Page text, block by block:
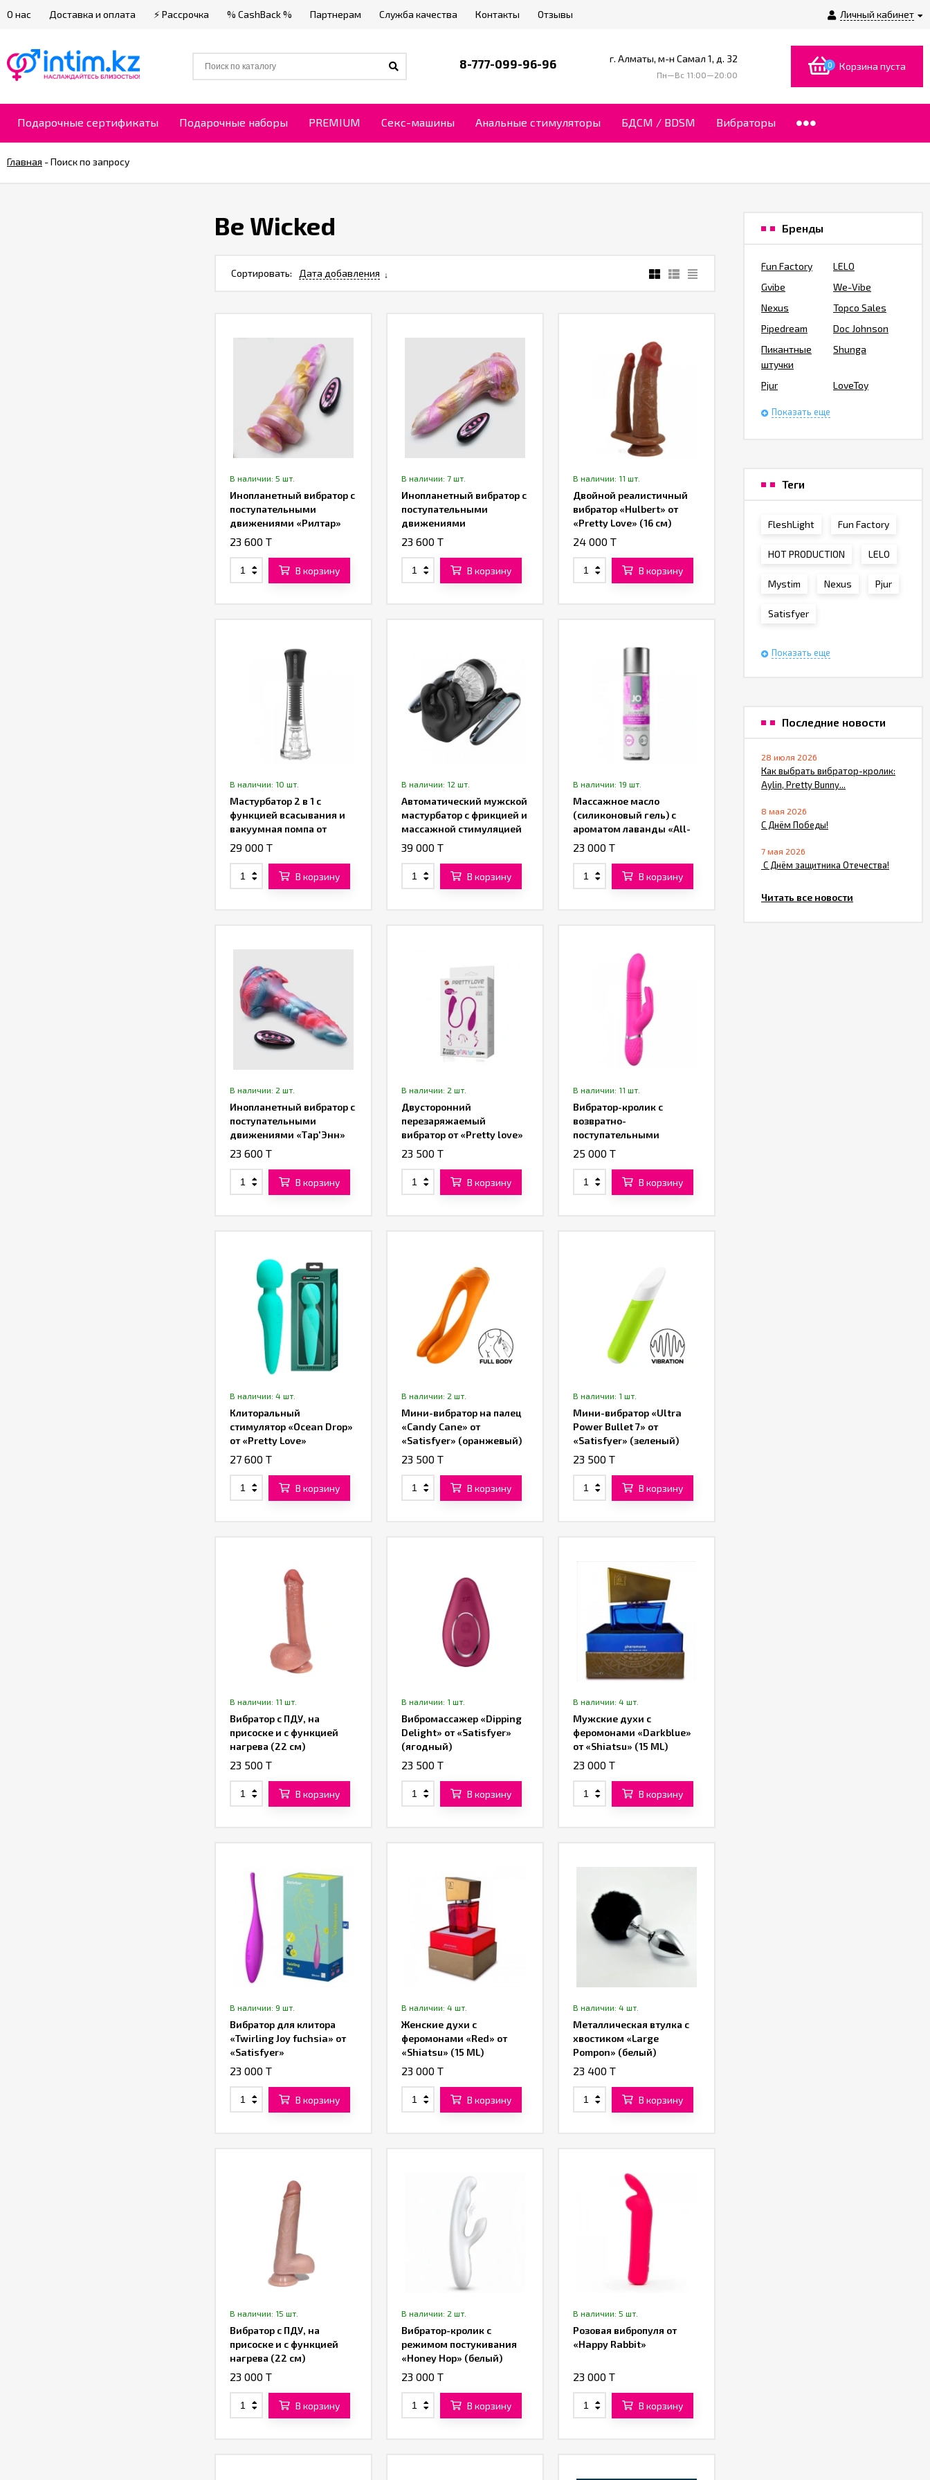
Личный кабинет
О нас Доставка и оплата ⚡ Рассрочка % CashBack % Партнерам Служба качества Контакты Отзывы
8-777-099-96-96 г. Алматы, м-н Самал 1, д. 32
Пн—Вс 11:00—20:00
0 Корзина пуста
Подарочные сертификаты Подарочные наборы PREMIUM Секс-машины Анальные стимуляторы БДСМ / BDSM Вибраторы
Главная -Поиск по запросу
Be Wicked
Сортировать: Дата добавления
В наличии: 5 шт.
Инопланетный вибратор с
поступательными
движениями «Рилтар»
(22,5 см)
23 600 T
В корзину
В наличии: 7 шт.
Инопланетный вибратор с
поступательными
движениями
«Галактический Феникс»
23 600 T
В корзину
В наличии: 11 шт.
Двойной реалистичный
вибратор «Hulbert» от
«Pretty Love» (16 см)
(коричневый)
24 000 T
В корзину
В наличии: 10 шт.
Мастурбатор 2 в 1 с
функцией всасывания и
вакуумная помпа от
«SXTOP»
29 000 T
В корзину
В наличии: 12 шт.
Автоматический мужской
мастурбатор с фрикцией и
массажной стимуляцией
от «SXTOP»
39 000 T
В корзину
В наличии: 19 шт.
Массажное масло
(силиконовый гель) с
ароматом лаванды «All-
in-One Sensual Massage
ML)
23 000 T
В корзину
В наличии: 2 шт.
Инопланетный вибратор с
поступательными
движениями «Тар'Энн»
(23 см)
23 600 T
В корзину
В наличии: 2 шт.
Двусторонний
перезаряжаемый
вибратор от «Pretty love»
23 500 T
В корзину
В наличии: 11 шт.
Вибратор-кролик с
возвратно-
поступательными
движениями от «SXTOP»
25 000 T
В корзину
В наличии: 4 шт.
Клиторальный
стимулятор «Ocean Drop»
от «Pretty Love»
(бирюзовый)
27 600 T
В корзину
В наличии: 2 шт.
Мини-вибратор на палец
«Candy Cane» от
«Satisfyer» (оранжевый)
23 500 T
В корзину
В наличии: 1 шт.
Мини-вибратор «Ultra
Power Bullet 7» от
«Satisfyer» (зеленый)
23 500 T
В корзину
В наличии: 11 шт.
Вибратор с ПДУ, на
присоске и с функцией
нагрева (22 см)
(коричневый)
23 500 T
В корзину
В наличии: 1 шт.
Вибромассажер «Dipping
Delight» от «Satisfyer»
(ягодный)
23 500 T
В корзину
В наличии: 4 шт.
Мужские духи с
феромонами «Darkblue»
от «Shiatsu» (15 ML)
23 000 T
В корзину
В наличии: 9 шт.
Вибратор для клитора
«Twirling Joy fuchsia» от
«Satisfyer»
23 000 T
В корзину
В наличии: 4 шт.
Женские духи с
феромонами «Red» от
«Shiatsu» (15 ML)
23 000 T
В корзину
В наличии: 4 шт.
Металлическая втулка с
хвостиком «Large
Pompon» (белый)
23 400 T
В корзину
В наличии: 15 шт.
Вибратор с ПДУ, на
присоске и с функцией
нагрева (22 см)
23 000 T
В корзину
В наличии: 2 шт.
Вибратор-кролик с
режимом постукивания
«Honey Hop» (белый)
23 000 T
В корзину
В наличии: 5 шт.
Розовая вибропуля от
«Happy Rabbit»
23 000 T
В корзину
Бренды
Fun Factory
LELO
Gvibe
We-Vibe
Nexus
Topco Sales
Pipedream
Doc Johnson
Пикантные
штучки
Shunga
Pjur LoveToy
Показать еще
Теги
FleshLight Fun Factory
HOT PRODUCTION LELO
Mystim Nexus Pjur
Satisfyer
Показать еще
Последние новости
28 июля 2026
Как выбрать вибратор-кролик:
Aylin, Pretty Bunny...
8 мая 2026
С Днём Победы!
7 мая 2026
​ С Днём защитника Отечества!
Читать все новости